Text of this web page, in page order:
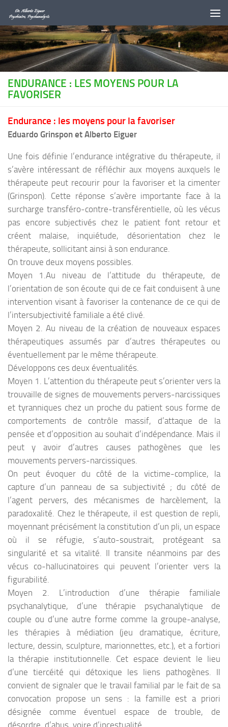
Au dessous du contenu
ENDURANCE : LES MOYENS POUR LA
FAVORISER
Endurance : les moyens pour la favoriser
Eduardo Grinspon et Alberto Eiguer
Une fois définie l’endurance intégrative du thérapeute, il
s’avère intéressant de réfléchir aux moyens auxquels le
thérapeute peut recourir pour la favoriser et la cimenter
(Grinspon). Cette réponse s’avère importante face à la
surcharge transféro-contre-transférentielle, où les vécus
pas encore subjectivés chez le patient font retour et
créent malaise, inquiétude, désorientation chez le
thérapeute, sollicitant ainsi à son endurance.
On trouve deux moyens possibles.
Moyen 1.Au niveau de l’attitude du thérapeute, de
l’orientation de son écoute qui de ce fait conduisent à une
intervention visant à favoriser la contenance de ce qui de
l’intersubjectivité familiale a été clivé.
Moyen 2. Au niveau de la création de nouveaux espaces
thérapeutiques assumés par d’autres thérapeutes ou
éventuellement par le même thérapeute.
Développons ces deux éventualités.
Moyen 1. L’attention du thérapeute peut s’orienter vers la
trouvaille de signes de mouvements pervers-narcissiques
et tyranniques chez un proche du patient sous forme de
comportements de contrôle massif, d’attaque de la
pensée et d’opposition au souhait d’indépendance. Mais il
peut y avoir d’autres causes pathogènes que les
mouvements pervers-narcissiques.
On peut évoquer du côté de la victime-complice, la
capture d’un panneau de sa subjectivité ; du côté de
l’agent pervers, des mécanismes de harcèlement, la
paradoxalité. Chez le thérapeute, il est question de repli,
moyennant précisément la constitution d’un pli, un espace
où il se réfugie, s’auto-soustrait, protégeant sa
singularité et sa vitalité. Il transite néanmoins par des
vécus co-hallucinatoires qui peuvent l’orienter vers la
figurabilité.
Moyen 2. L’introduction d’une thérapie familiale
psychanalytique, d’une thérapie psychanalytique de
couple ou d’une autre forme comme la groupe-analyse,
les thérapies à médiation (jeu dramatique, écriture,
lecture, dessin, sculpture, marionnettes, etc.), et a fortiori
la thérapie institutionnelle. Cet espace devient le lieu
d’une tiercéité qui détoxique les liens pathogènes. Il
convient de signaler que le travail familial par le fait de sa
convocation propose un sens : la famille est a priori
désignée comme éventuel espace de trouble, de